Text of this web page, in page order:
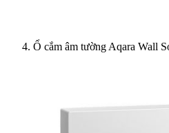
Ổ cắm âm tường Aqara Wall